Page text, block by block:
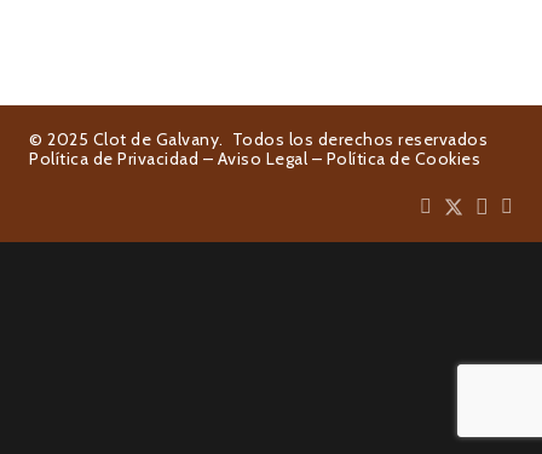
© 2025 Clot de Galvany. Todos los derechos reservados
Política de Privacidad – Aviso Legal – Política de Cookies